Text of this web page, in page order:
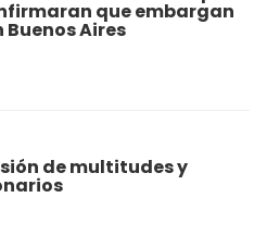
que embargan
Buenos Aires
de multitudes y